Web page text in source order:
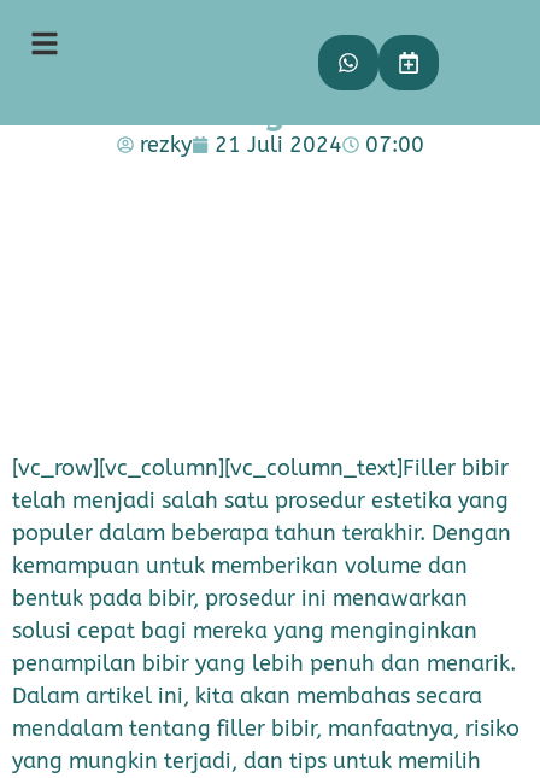
Panduan Komprehensif Filler
Bibir: Mempercantik Senyum
rezky 21 Juli 2024 07:00
[vc_row][vc_column][vc_column_text]Filler bibir
telah menjadi salah satu prosedur estetika yang
populer dalam beberapa tahun terakhir. Dengan
kemampuan untuk memberikan volume dan
bentuk pada bibir, prosedur ini menawarkan
solusi cepat bagi mereka yang menginginkan
penampilan bibir yang lebih penuh dan menarik.
Dalam artikel ini, kita akan membahas secara
mendalam tentang filler bibir, manfaatnya, risiko
yang mungkin terjadi, dan tips untuk memilih